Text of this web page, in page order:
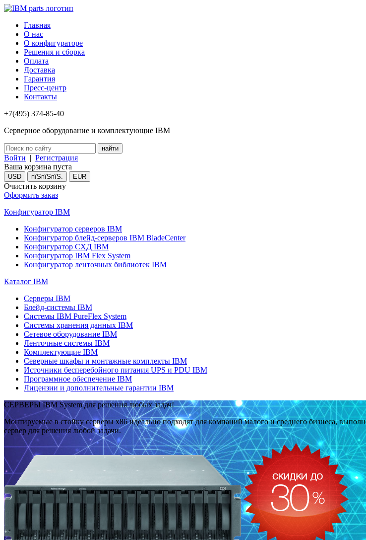
Главная
О нас
О конфигураторе
Решения и сборка
Оплата
Доставка
Гарантия
Пресс-центр
Контакты
+7(495) 374-85-40
Серверное оборудование и комплектующие IBM
Войти | Регистрация
Ваша корзина пуста
USD пїЅпїЅпїЅ. EUR
Очистить корзину
Оформить заказ
Конфигуратор IBM
Конфигуратор серверов IBM
Конфигуратор блейд-серверов IBM BladeCenter
Конфигуратор СХД IBM
Конфигуратор IBM Flex System
Конфигуратор ленточных библиотек IBM
Каталог IBM
Серверы IBM
Блейд-системы IBM
Системы IBM PureFlex System
Системы хранения данных IBM
Сетевое оборудование IBM
Ленточные системы IBM
Комплектующие IBM
Северные шкафы и монтажные комплекты IBM
Источники бесперебойного питания UPS и PDU IBM
Программное обеспечение IBM
Лицензии и дополнительные гарантии IBM
СЕРВЕРЫ IBM System для решения любых задач!
Монтируемые в стойку серверы x86 идеально подходят для компаний малого и среднего бизнеса,
сервер для решения любой задачи.